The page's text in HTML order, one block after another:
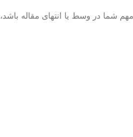
شما در وسط یا انتهای مقاله باشد،